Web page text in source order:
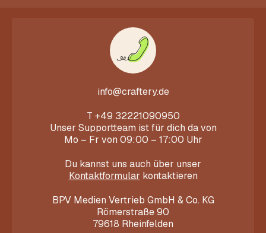
info@craftery.de
T +49 32221090950
Unser Supportteam ist für dich da von
Mo – Fr von 09:00 – 17:00 Uhr
Du kannst uns auch über unser
Kontaktformular kontaktieren
BPV Medien Vertrieb GmbH & Co. KG
Römerstraße 90
79618 Rheinfelden